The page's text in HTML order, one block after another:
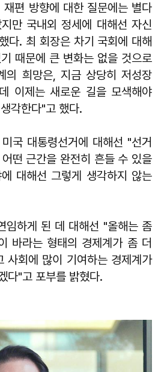
편 방향에 대한 질문에는 별다
만 국내외 정세에 대해선 자신
다. 최 회장은 차기 국회에 대해
때문에 큰 변화는 없을 것으로
의 희망은, 지금 상당히 저성장
이제는 새로운 길을 모색해야
각한다"고 했다.
국 대통령선거에 대해선 "선거
떤 근간을 완전히 흔들 수 있을
대해선 그렇게 생각하지 않는
임하게 된 데 대해선 "올해는 좀
바라는 형태의 경제계가 좀 더
사회에 많이 기여하는 경제계가
다"고 포부를 밝혔다.